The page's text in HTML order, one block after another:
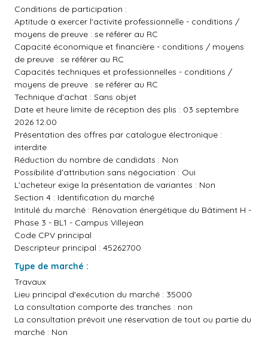
Conditions de participation :
Aptitude à exercer l'activité professionnelle - conditions /
moyens de preuve : se référer au RC
Capacité économique et financière - conditions / moyens
de preuve : se référer au RC
Capacités techniques et professionnelles - conditions /
moyens de preuve : se référer au RC
Technique d'achat : Sans objet
Date et heure limite de réception des plis : 03 septembre
2026 12:00
Présentation des offres par catalogue électronique :
interdite
Réduction du nombre de candidats : Non
Possibilité d'attribution sans négociation : Oui
L'acheteur exige la présentation de variantes : Non
Section 4 : Identification du marché
Intitulé du marché : Rénovation énergétique du Bâtiment H -
Phase 3 - BL1 - Campus Villejean
Code CPV principal
Descripteur principal : 45262700
Type de marché :
Travaux
Lieu principal d'exécution du marché : 35000
La consultation comporte des tranches : non
La consultation prévoit une réservation de tout ou partie du
marché : Non